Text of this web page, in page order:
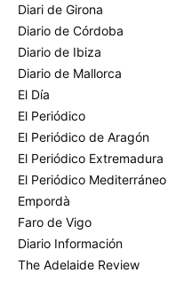
Diari de Girona
Diario de Córdoba
Diario de Ibiza
Diario de Mallorca
El Día
El Periódico
El Periódico de Aragón
El Periódico Extremadura
El Periódico Mediterráneo
Empordà
Faro de Vigo
Diario Información
The Adelaide Review